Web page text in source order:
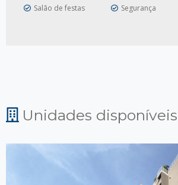
Salão de festas
Segurança
Unidades disponíveis